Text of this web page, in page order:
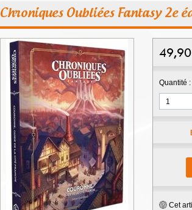
Chroniques Oubliées Fantasy 2e
49,90
Quantité :
Cet